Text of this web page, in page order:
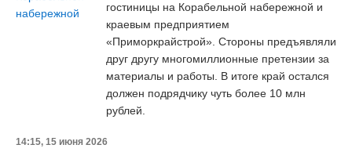
гостиницы на Корабельной набережной и
краевым предприятием
«Приморкрайстрой». Стороны предъявляли
друг другу многомиллионные претензии за
материалы и работы. В итоге край остался
должен подрядчику чуть более 10 млн
рублей.
14:15, 15 июня 2026